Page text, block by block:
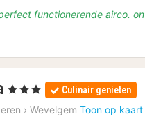
functionerende airco.
1
nacht
vanaf
, 3 Sterren Culinair genieten
› Wevelgem Toon op kaart